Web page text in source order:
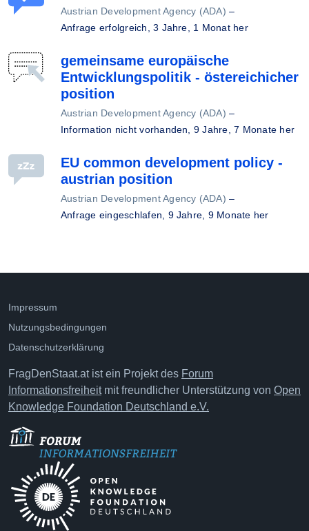
Austrian Development Agency (ADA) –
Anfrage erfolgreich,3 Jahre, 1 Monat her
gemeinsame europäische
Entwicklungspolitik - östereichicher
position
Austrian Development Agency (ADA) –
Information nicht vorhanden, 9 Jahre, 7 Monate her
EU common development policy -
austrian position
Austrian Development Agency (ADA) –
Anfrage eingeschlafen, 9 Jahre, 9 Monate her
Impressum
Nutzungsbedingungen
Datenschutzerklärung
FragDenStaat.at ist ein Projekt des Forum
Informationsfreiheitmit freundlicher Unterstützung von Open
Knowledge Foundation Deutschland e.V.